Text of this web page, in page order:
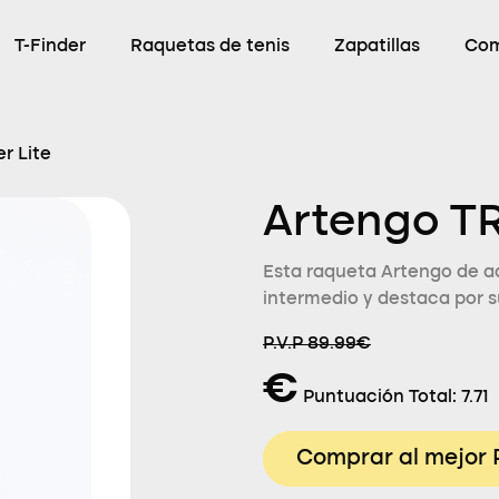
T-Finder Raquetas de tenis Zapatillas
Lite
Artengo
Esta raqueta Artengo de
intermedio y destaca por
P.V.P 89.99€
€ Puntuación Total: 7.71
Comprar al mejor